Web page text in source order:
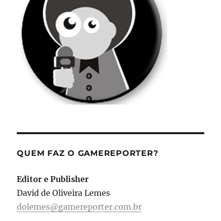
QUEM FAZ O GAMEREPORTER?
Editor e Publisher
David de Oliveira Lemes
dolemes@gamereporter.com.br